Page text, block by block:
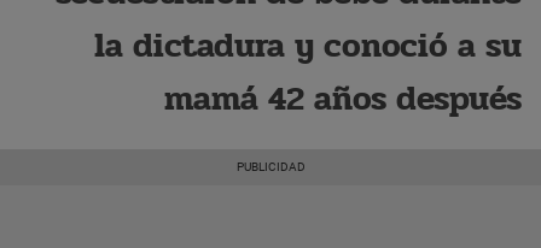
la dictadura y conoció a su
mamá 42 años después